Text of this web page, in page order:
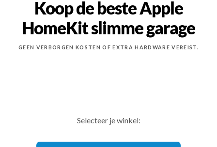
Koop de beste Apple
HomeKit slimme garage
GEEN VERBORGEN KOSTEN OF EXTRA HARDWARE VEREIST.
Selecteer je winkel: